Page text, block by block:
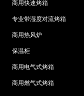
商用快速烤箱
专业带湿度对流烤箱
商用热风炉
保温柜
商用电气式烤箱
商用燃气式烤箱